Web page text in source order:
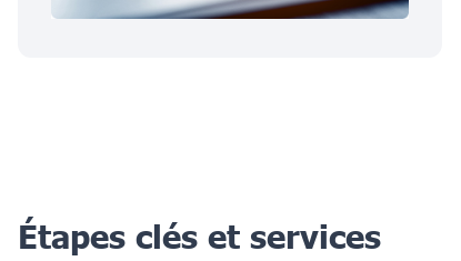
Étapes clés et services